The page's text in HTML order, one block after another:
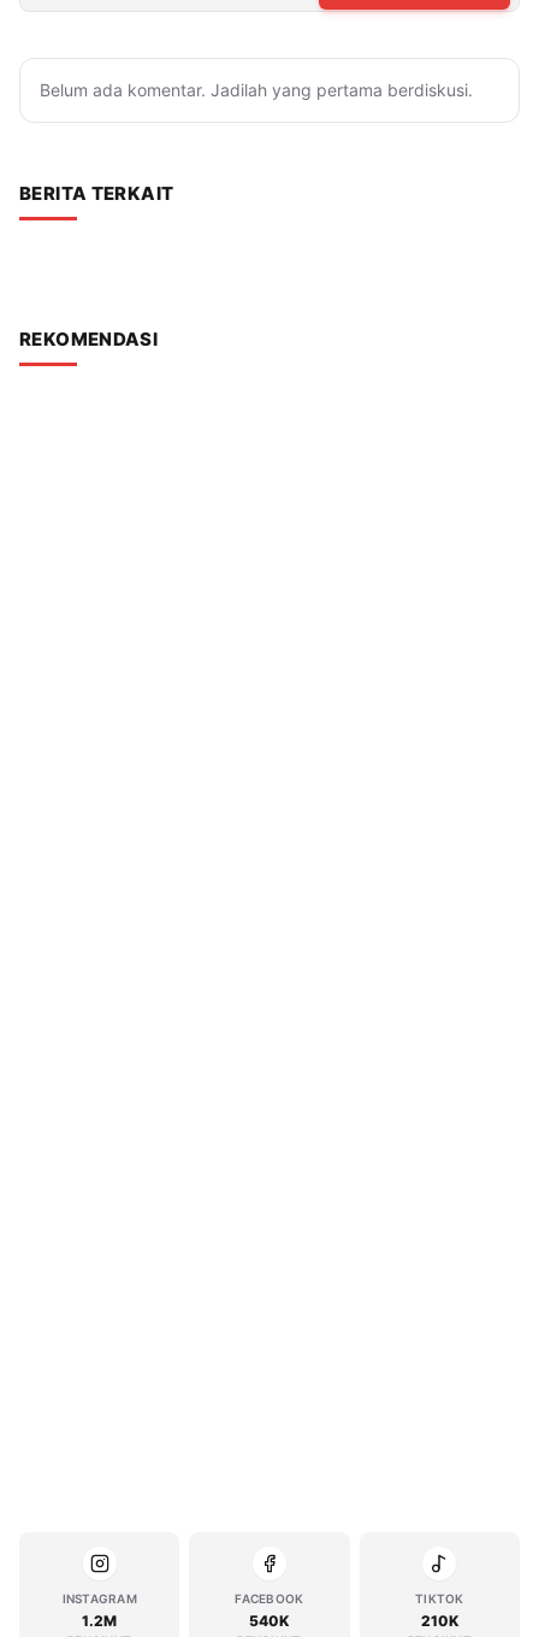
Belum ada komentar. Jadilah yang pertama berdiskusi.
BERITA TERKAIT
REKOMENDASI
INSTAGRAM
1.2M
FACEBOOK
540K
TIKTOK
210K